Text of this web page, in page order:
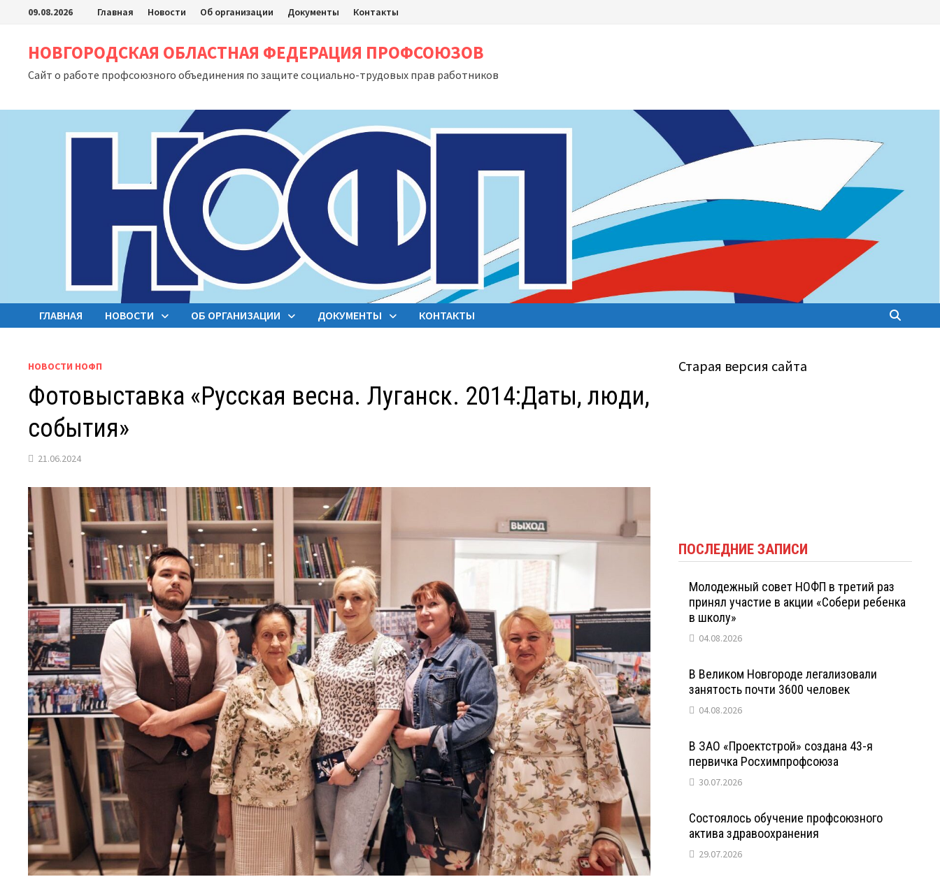
Перейти
содержимому
09.08.2026 Главная Новости Об организации Документы Контакты
НОВГОРОДСКАЯ ОБЛАСТНАЯ ФЕДЕРАЦИЯ ПРОФСОЮЗОВ
Сайт о работе профсоюзного объединения по защите социально-трудовых прав работников
ГЛАВНАЯ НОВОСТИ ОБ ОРГАНИЗАЦИИ ДОКУМЕНТЫ КОНТАКТЫ
НОВОСТИ НОФП
Фотовыставка «Русская весна. Луганск. 2014:Даты, люди,
события»
21.06.2024
Старая версия сайта
ПОСЛЕДНИЕ ЗАПИСИ
Молодежный совет НОФП в третий раз
принял участие в акции «Собери ребенка
в школу»
04.08.2026
В Великом Новгороде легализовали
занятость почти 3600 человек
04.08.2026
В ЗАО «Проектстрой» создана 43-я
первичка Росхимпрофсоюза
30.07.2026
Состоялось обучение профсоюзного
актива здравоохранения
29.07.2026